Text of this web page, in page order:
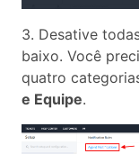
3. Desative
baixo. Você
quatro
e Equipe.